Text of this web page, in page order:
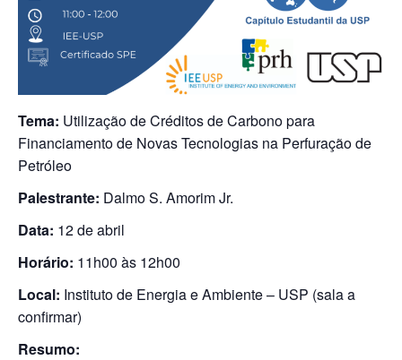
Tema: Utilização de Créditos de Carbono para
Financiamento de Novas Tecnologias na Perfuração de
Petróleo
Palestrante: Dalmo S. Amorim Jr.
Data: 12 de abril
Horário: 11h00 às 12h00
Local: Instituto de Energia e Ambiente – USP (sala a
confirmar)
Resumo: